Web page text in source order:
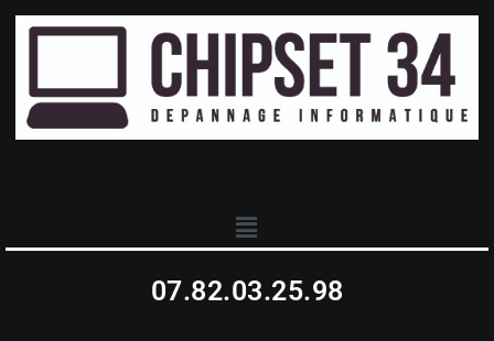
07.82.03.25.98